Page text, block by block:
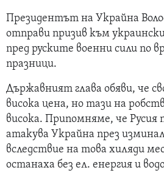
Президентът на Украйна
отправи призив към
пред руските военни сили по
празници.
Държавният глава обяви, че
висока цена, но тази на
висока. Припомняме, че Русия
атакува Украйна през
вследствие на това хиляди
останаха без ел. енергия и